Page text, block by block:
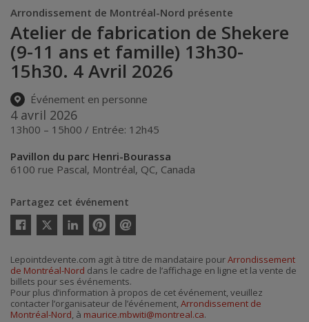
Arrondissement de Montréal-Nord présente
Atelier de fabrication de Shekere
(9-11 ans et famille) 13h30-
15h30. 4 Avril 2026
Événement en personne
4 avril 2026
13h00 – 15h00 / Entrée: 12h45
Pavillon du parc Henri-Bourassa
6100 rue Pascal, Montréal, QC, Canada
Partagez cet événement
Twitter
courriel
Lepointdevente.com agit à titre de mandataire pourArrondissement
de Montréal-Nord dans le cadre de l’affichage en ligne et la vente de
billets pour ses événements.
Pour plus d’information à propos de cet événement, veuillez
contacter l’organisateur de l’événement, Arrondissement de
Montréal-Nord, à maurice.mbwiti@montreal.ca.